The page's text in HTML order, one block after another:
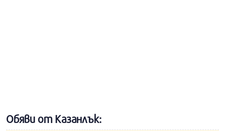
Обяви от Казанлък: